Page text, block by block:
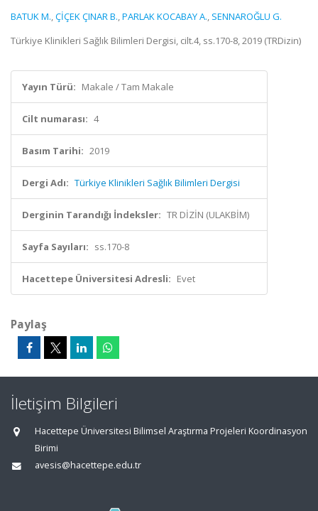
BATUK M.,ÇİÇEK ÇINAR B.,PARLAK KOCABAY A., SENNAROĞLU G.
Türkiye Klinikleri Sağlık Bilimleri Dergisi, cilt.4, ss.170-8, 2019 (TRDizin)
Yayın Türü: Makale / Tam Makale
Cilt numarası: 4
Basım Tarihi: 2019
Dergi Adı: Türkiye Klinikleri Sağlık Bilimleri Dergisi
Derginin Tarandığı İndeksler: TR DİZİN (ULAKBİM)
Sayfa Sayıları: ss.170-8
Hacettepe Üniversitesi Adresli: Evet
Paylaş
İletişim Bilgileri
Hacettepe Üniversitesi Bilimsel Araştırma Projeleri Koordinasyon
Birimi
avesis@hacettepe.edu.tr